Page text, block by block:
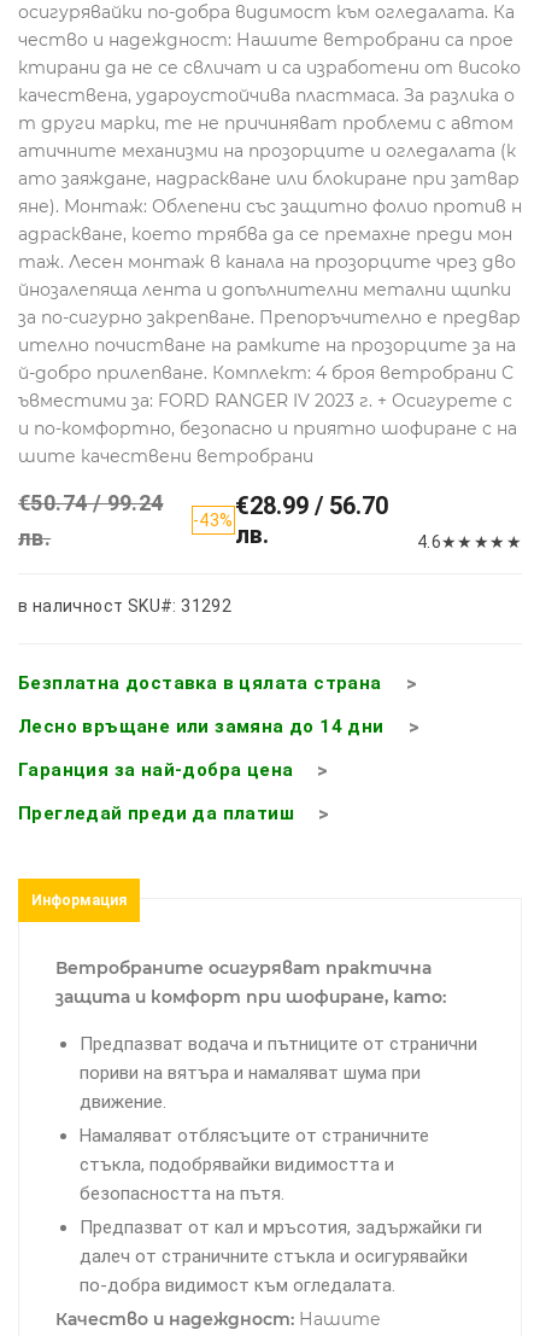
осигурявайки по-добра видимост към огледалата. Ка
чество и надеждност: Нашите ветробрани са прое
ктирани да не се свличат и са изработени от високо
качествена, удароустойчива пластмаса. За разлика о
т други марки, те не причиняват проблеми с автом
атичните механизми на прозорците и огледалата (к
ато заяждане, надраскване или блокиране при затвар
яне). Монтаж: Облепени със защитно фолио против н
адраскване, което трябва да се премахне преди мон
таж. Лесен монтаж в канала на прозорците чрез дво
йнозалепяща лента и допълнителни метални щипки
за по-сигурно закрепване. Препоръчително е предвар
ително почистване на рамките на прозорците за на
й-добро прилепване. Комплект: 4 броя ветробрани С
ъвместими за: FORD RANGER IV 2023 г. + Осигурете с
и по-комфортно, безопасно и приятно шофиране с на
шите качествени ветробрани
€50.74 / 99.24
лв.
-43%€28.99 / 56.70
лв.
4.6★★ ★★ ★
в наличност SKU#: 31292
Безплатна доставка в цялата страна
Лесно връщане или замяна до 14 дни
Гаранция за най-добра цена
Прегледай преди да платиш
Информация
Ветробраните осигуряват практична
защита и комфорт при шофиране, като:
Предпазват водача и пътниците от странични
пориви на вятъра и намаляват шума при
движение.
Намаляват отблясъците от страничните
стъкла, подобрявайки видимостта и
безопасността на пътя.
Предпазват от кал и мръсотия, задържайки ги
далеч от страничните стъкла и осигурявайки
по-добра видимост към огледалата.
Качество и надеждност: Нашите